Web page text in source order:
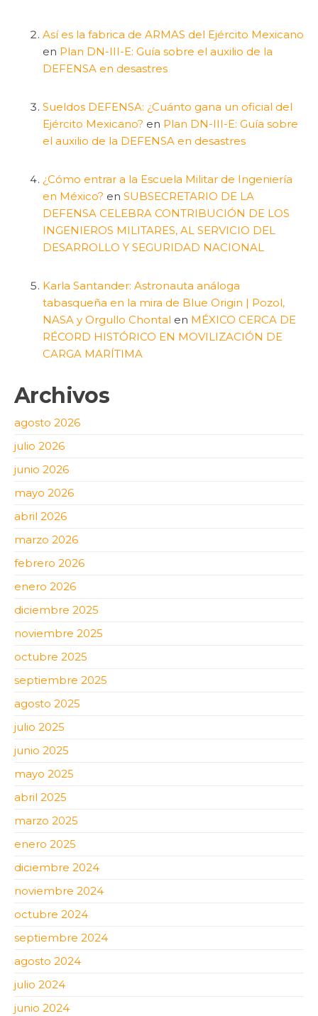
Así es la fabrica de ARMAS del Ejército Mexicano
en Plan DN-III-E: Guía sobre el auxilio de la
DEFENSA en desastres
Sueldos DEFENSA: ¿Cuánto gana un oficial del
Ejército Mexicano? en Plan DN-III-E: Guía sobre
el auxilio de la DEFENSA en desastres
¿Cómo entrar a la Escuela Militar de Ingeniería
en México? en SUBSECRETARIO DE LA
DEFENSA CELEBRA CONTRIBUCIÓN DE LOS
INGENIEROS MILITARES, AL SERVICIO DEL
DESARROLLO Y SEGURIDAD NACIONAL
Karla Santander: Astronauta análoga
tabasqueña en la mira de Blue Origin | Pozol,
NASA y Orgullo Chontal en MÉXICO CERCA DE
RÉCORD HISTÓRICO EN MOVILIZACIÓN DE
CARGA MARÍTIMA
Archivos
agosto 2026
julio 2026
junio 2026
mayo 2026
abril 2026
marzo 2026
febrero 2026
enero 2026
diciembre 2025
noviembre 2025
octubre 2025
septiembre 2025
agosto 2025
julio 2025
junio 2025
mayo 2025
abril 2025
marzo 2025
enero 2025
diciembre 2024
noviembre 2024
octubre 2024
septiembre 2024
agosto 2024
julio 2024
junio 2024